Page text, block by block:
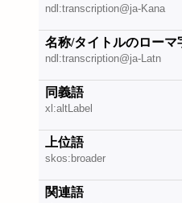
ndl:transcription@ja-Kana
名称/タイトルのローマ
ndl:transcription@ja-Latn
同義語
xl:altLabel
上位語
skos:broader
関連語